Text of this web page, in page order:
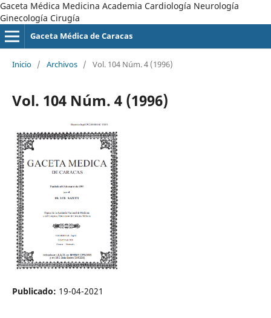
Gaceta Médica Medicina Academia Cardiología Neurología
Ginecología Cirugía
Gaceta Médica de Caracas
Inicio / Archivos / Vol. 104 Núm. 4 (1996)
Vol. 104 Núm. 4 (1996)
Publicado: 19-04-2021